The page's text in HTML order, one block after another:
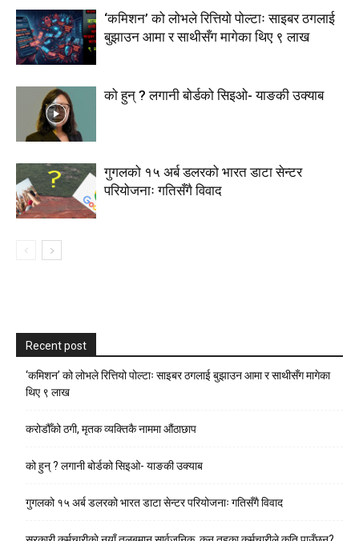
‘कमिशन’ को लोभले रित्तियो पोल्टाः साइबर ठगलाई
बुझाउन आमा र साथीसँग मागेका थिए ९ लाख
को हुन् ? लगानी बोर्डको सिइओ- याङकी उक्याब
गुगलको १५ अर्ब डलरको भारत डाटा सेन्टर
परियोजनाः गतिसँगै विवाद
Recent post
‘कमिशन’ को लोभले रित्तियो पोल्टाः साइबर ठगलाई बुझाउन आमा र साथीसँग मागेका
थिए ९ लाख
करोडौँको ठगी, मृतक व्यक्तिकै नाममा औंठाछाप
को हुन् ? लगानी बोर्डको सिइओ- याङकी उक्याब
गुगलको १५ अर्ब डलरको भारत डाटा सेन्टर परियोजनाः गतिसँगै विवाद